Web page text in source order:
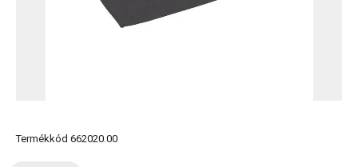
Termékkód 662020.00